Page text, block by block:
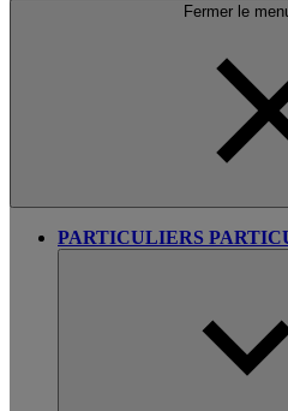
Fermer le
PARTICULIERS